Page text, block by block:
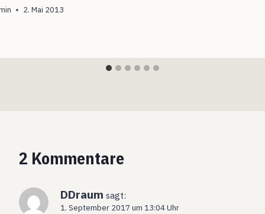
2. Mai 2013
2 Kommentare
DDraum sagt:
1. September 2017 um 13:04 Uhr